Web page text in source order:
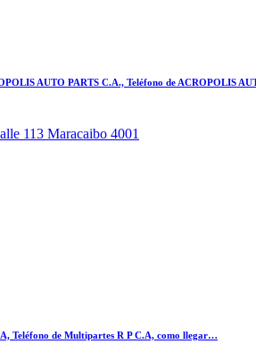
AUTO PARTS C.A., Teléfono de ACROPOLIS
113 Maracaibo 4001
Teléfono de Multipartes R P C.A, como llegar…